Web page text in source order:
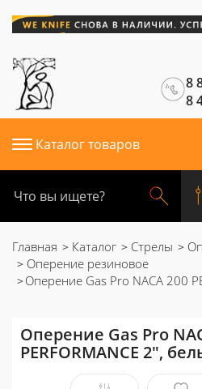
8
8
Каталог товаров
Главная Каталог Стрелы
Оперение резиновое
Оперение Gas Pro NACA 200
Оперение Gas Pro
PERFORMANCE 2",